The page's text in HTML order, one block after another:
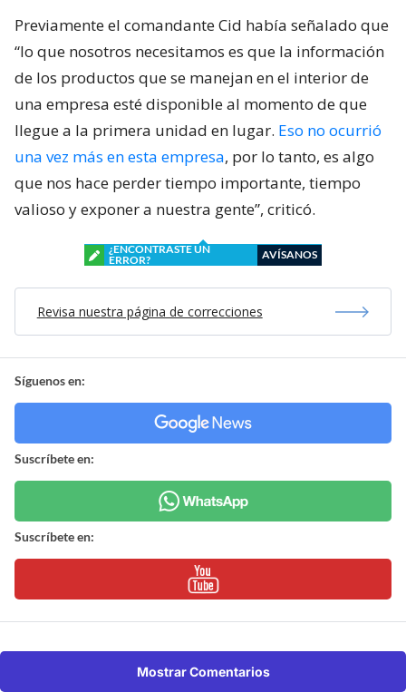
Previamente el comandante Cid había señalado que
“lo que nosotros necesitamos es que la información
de los productos que se manejan en el interior de
una empresa esté disponible al momento de que
llegue a la primera unidad en lugar. Eso no ocurrió
una vez más en esta empresa, por lo tanto, es algo
que nos hace perder tiempo importante, tiempo
valioso y exponer a nuestra gente”, criticó.
¿ENCONTRASTE UN
ERROR?
AVÍSANOS
Revisa nuestra página de correcciones
Síguenos en:
Suscríbete en:
Suscríbete en:
Mostrar Comentarios